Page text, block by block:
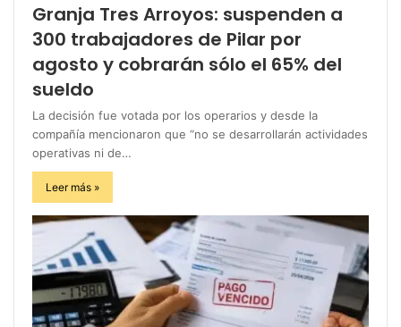
Granja Tres Arroyos: suspenden a
300 trabajadores de Pilar por
agosto y cobrarán sólo el 65% del
sueldo
La decisión fue votada por los operarios y desde la
compañía mencionaron que “no se desarrollarán actividades
operativas ni de…
Leer más »